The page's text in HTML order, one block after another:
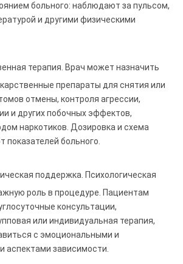
больного: наблюдают за пульсом,
и другими физическими
терапия. Врач может назначить
препараты для снятия или
отмены, контроля агрессии,
и других побочных эффектов,
наркотиков. Дозировка и схема
показателей больного.
поддержка. Психологическая
роль в процедуре. Пациентам
консультации,
или индивидуальная терапия,
с эмоциональными и
аспектами зависимости.